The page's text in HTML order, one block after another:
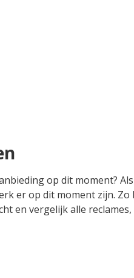
op dit moment?
er op dit moment zijn. Zo
en vergelijk alle